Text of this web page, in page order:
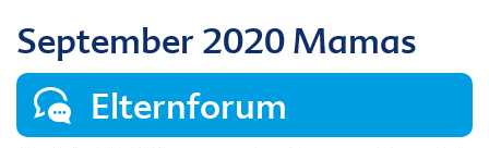
September 2020 Mamas
Elternforum